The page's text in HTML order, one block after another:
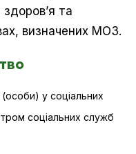
та
визначених МОЗ.
(особи) у соціальних
соціальних служб